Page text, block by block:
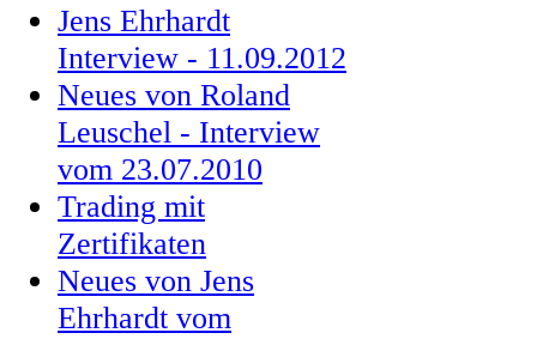
Jens Ehrhardt
Interview - 11.09.2012
Neues von Roland
Leuschel - Interview
vom 23.07.2010
Trading mit
Zertifikaten
Neues von Jens
Ehrhardt vom